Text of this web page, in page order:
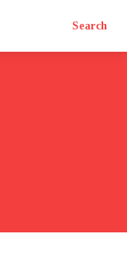
Search